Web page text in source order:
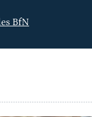
BfN